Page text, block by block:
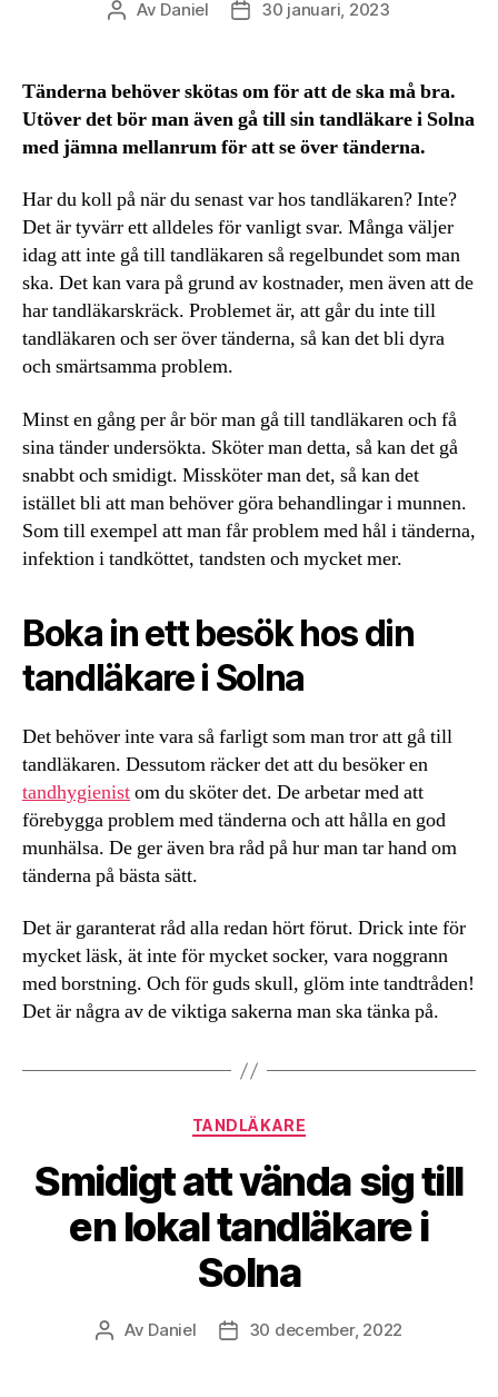
Inläggsförfattare
Av Daniel Inläggsdatum
30 januari, 2023
Tänderna behöver skötas om för att de ska må bra.
Utöver det bör man även gå till sin tandläkare i Solna
med jämna mellanrum för att se över tänderna.
Har du koll på när du senast var hos tandläkaren? Inte?
Det är tyvärr ett alldeles för vanligt svar. Många väljer
idag att inte gå till tandläkaren så regelbundet som man
ska. Det kan vara på grund av kostnader, men även att de
har tandläkarskräck. Problemet är, att går du inte till
tandläkaren och ser över tänderna, så kan det bli dyra
och smärtsamma problem.
Minst en gång per år bör man gå till tandläkaren och få
sina tänder undersökta. Sköter man detta, så kan det gå
snabbt och smidigt. Missköter man det, så kan det
istället bli att man behöver göra behandlingar i munnen.
Som till exempel att man får problem med hål i tänderna,
infektion i tandköttet, tandsten och mycket mer.
Boka in ett besök hos din
tandläkare i Solna
Det behöver inte vara så farligt som man tror att gå till
tandläkaren. Dessutom räcker det att du besöker en
tandhygienistom du sköter det. De arbetar med att
förebygga problem med tänderna och att hålla en god
munhälsa. De ger även bra råd på hur man tar hand om
tänderna på bästa sätt.
Det är garanterat råd alla redan hört förut. Drick inte för
mycket läsk, ät inte för mycket socker, vara noggrann
med borstning. Och för guds skull, glöm inte tandtråden!
Det är några av de viktiga sakerna man ska tänka på.
Kategorier
TANDLÄKARE
Smidigt att vända sig till
en lokal tandläkare i
Solna
Inläggsförfattare
Av Daniel Inläggsdatum
30 december, 2022